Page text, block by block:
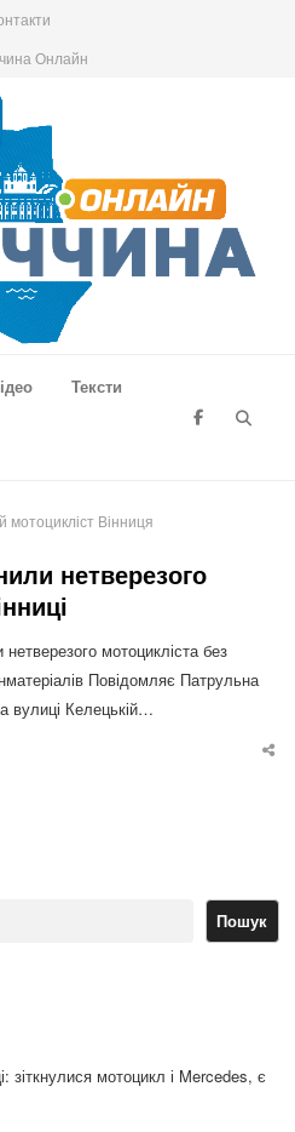
Онлайн
Тексти
мотоцикліст Вінниця
нетверезого
мотоцикліста без
Повідомляє Патрульна
вулиці Келецькій…
Пошук
зіткнулися мотоцикл і Mercedes, є